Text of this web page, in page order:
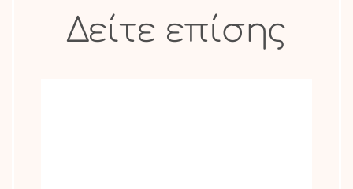
Δείτε επίσης